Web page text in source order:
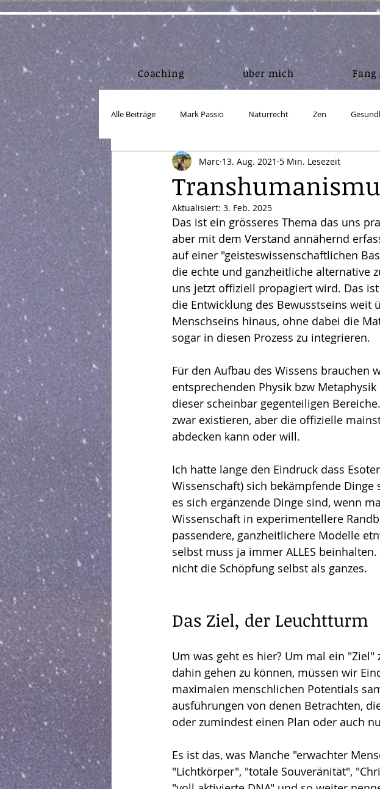
Coaching über mich Fang
Alle Beiträge Mark Passio Naturrecht Zen
Lebensmittel Bewegung/Körper Nahrung und Atem
Körper in Form Aufbau Realität
Webdesign Marketing Linux - Ubuntu Studio Salz
Workflow - Arbeitsfluss
Marc 13. Aug. 2021 5 Min. Lesezeit
Aktualisiert: 3. Feb. 2025
Das ist ein grösseres Thema das uns
aber mit dem Verstand annähernd
auf einer "geisteswissenschaftlichen
die echte und ganzheitliche alternative
uns jetzt offiziell propagiert wird. Das
die Entwicklung des Bewusstseins weit
Menschseins hinaus, ohne dabei die
sogar in diesen Prozess zu integrieren.
Für den Aufbau des Wissens brauchen
entsprechenden Physik bzw
dieser scheinbar gegenteiligen
zwar existieren, aber die offizielle
abdecken kann oder will.
Ich hatte lange den Eindruck dass
Wissenschaft) sich bekämpfende
es sich ergänzende Dinge sind, wenn
Wissenschaft in experimentellere
passendere, ganzheitlichere Modelle
selbst muss ja immer ALLES
nicht die Schöpfung selbst als ganzes.
Das Ziel, der Leuchtturm
Um was geht es hier? Um mal ein
dahin gehen zu können, müssen wir
maximalen menschlichen Potentials
ausführungen von denen Betrachten,
oder zumindest einen Plan oder auch
Es ist das, was Manche "erwachter
"Lichtkörper", "totale Souveränität",